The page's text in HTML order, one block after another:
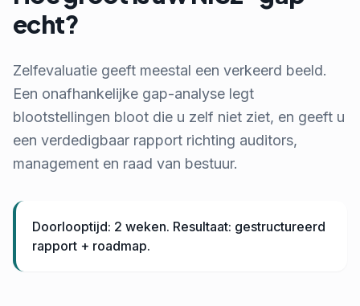
echt?
Zelfevaluatie geeft meestal een verkeerd beeld.
Een onafhankelijke gap-analyse legt
blootstellingen bloot die u zelf niet ziet, en geeft u
een verdedigbaar rapport richting auditors,
management en raad van bestuur.
Doorlooptijd: 2 weken. Resultaat: gestructureerd
rapport + roadmap.